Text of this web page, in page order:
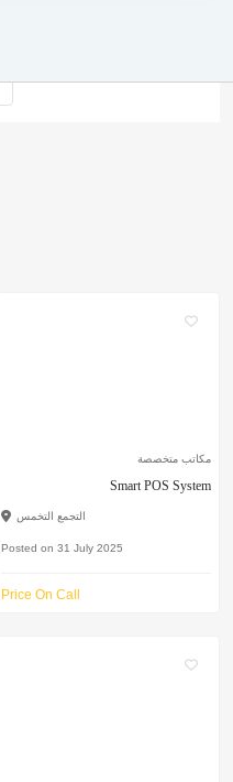
مكاتب متخصصة
Smart POS System
التجمع التخمس
Posted on 31 July 2025
Price On Call